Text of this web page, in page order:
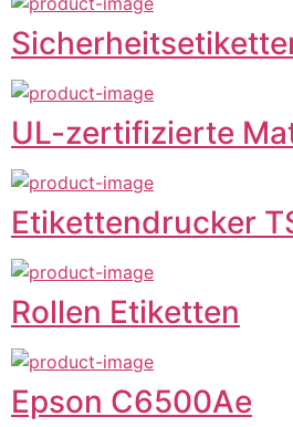
UL-zertifizierte
Etikettendrucker
Rollen Etiketten
Epson C6500Ae